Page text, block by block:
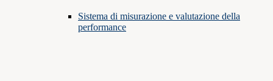
Sistema di misurazione e valutazione della
performance